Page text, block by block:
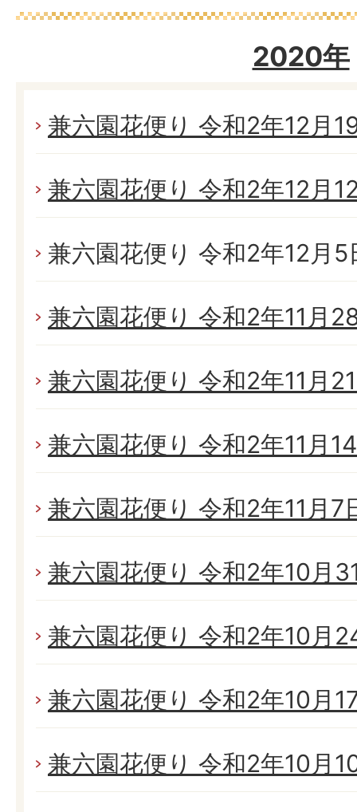
2020年
兼六園花便り 令和2年12月
兼六園花便り 令和2年12月
兼六園花便り 令和2年12月
兼六園花便り 令和2年11月
兼六園花便り 令和2年11月
兼六園花便り 令和2年11月
兼六園花便り 令和2年11月7
兼六園花便り 令和2年10月
兼六園花便り 令和2年10月
兼六園花便り 令和2年10月
兼六園花便り 令和2年10月